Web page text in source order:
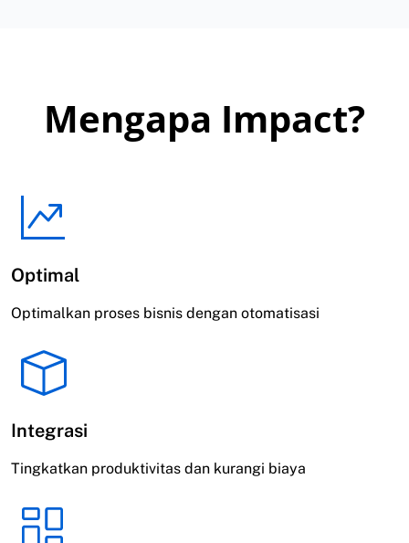
Mengapa Impact?
Optimal
Optimalkan proses bisnis dengan otomatisasi
Integrasi
Tingkatkan produktivitas dan kurangi biaya